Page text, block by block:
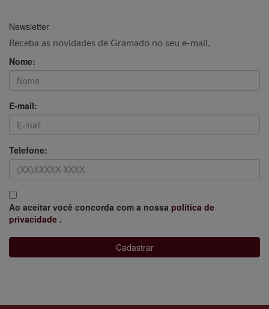
Newsletter
Receba as novidades de Gramado no seu e-mail.
Nome:
E-mail:
Telefone:
Ao aceitar você concorda com a nossa política de
privacidade .
Cadastrar